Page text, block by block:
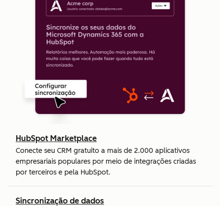
HubSpot Marketplace
Conecte seu CRM gratuito a mais de 2.000 aplicativos
empresariais populares por meio de integrações criadas
por terceiros e pela HubSpot.
Sincronização de dados